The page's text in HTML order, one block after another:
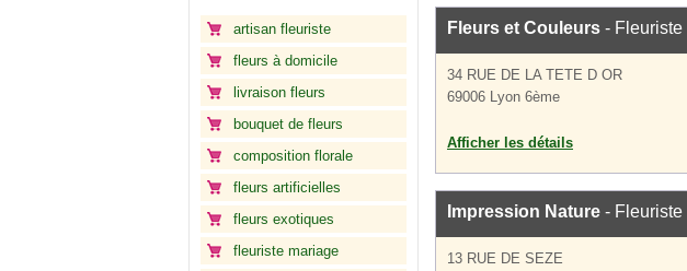
artisan fleuriste
fleurs à domicile
livraison fleurs
bouquet de fleurs
composition florale
fleurs artificielles
fleurs exotiques
fleuriste mariage
Fleurs et Couleurs - Fleuriste
34 RUE DE LA TETE D OR
69006 Lyon 6ème
Afficher les détails
Impression Nature - Fleuriste
13 RUE DE SEZE